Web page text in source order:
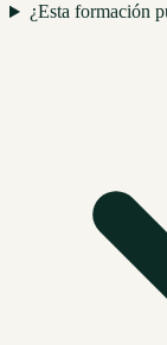
¿Esta formación